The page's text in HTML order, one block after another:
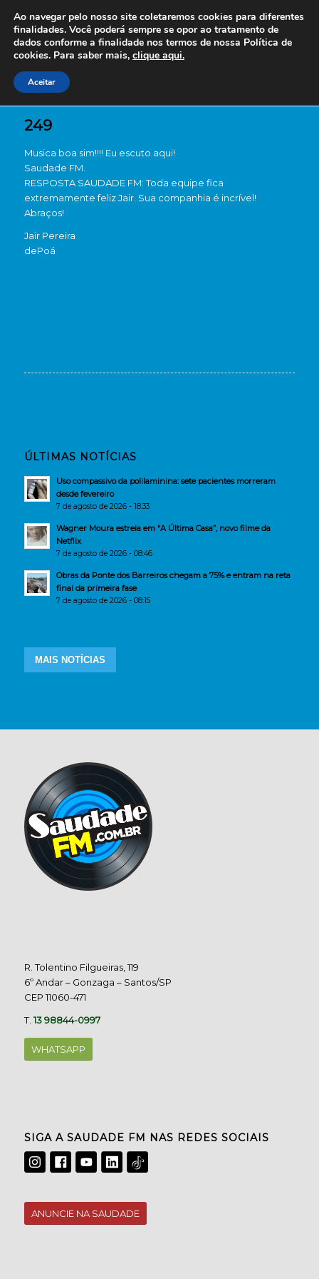
249
Musica boa sim!!!! Eu escuto aqui!
Saudade FM.
RESPOSTA SAUDADE FM: Toda equipe fica
extremamente feliz Jair. Sua companhia é incrível!
Abraços!
Jair Pereira
dePoá
ÚLTIMAS NOTÍCIAS
Uso compassivo da polilaminina: sete pacientes morreram
desde fevereiro
7 de agosto de 2026 - 18:33
Wagner Moura estreia em “A Última Casa”, novo filme da
Netflix
7 de agosto de 2026 - 08:46
Obras da Ponte dos Barreiros chegam a 75% e entram na reta
final da primeira fase
7 de agosto de 2026 - 08:15
MAIS NOTÍCIAS
R. Tolentino Filgueiras, 119
6º Andar – Gonzaga – Santos/SP
CEP 11060-471
T.13 98844-0997
WHATSAPP
SIGA A SAUDADE FM NAS REDES SOCIAIS
ANUNCIE NA SAUDADE
Ao navegar pelo nosso site coletaremos cookies para diferentes
finalidades. Você poderá sempre se opor ao tratamento de
dados conforme a finalidade nos termos de nossa Política de
cookies. Para saber mais, clique aqui.
Aceitar